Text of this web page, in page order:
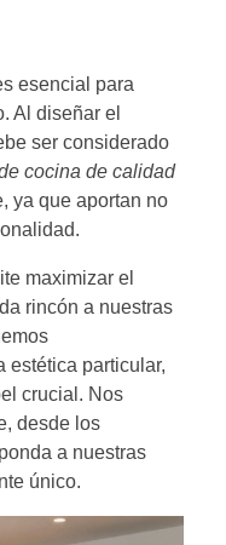
esencial para
Al diseñar el
ser considerado
cocina de calidad
ya que aportan no
maximizar el
rincón a nuestras
estética particular,
crucial. Nos
desde los
a nuestras
único.